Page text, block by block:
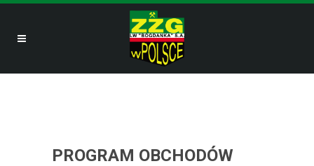
PROGRAM OBCHODÓW